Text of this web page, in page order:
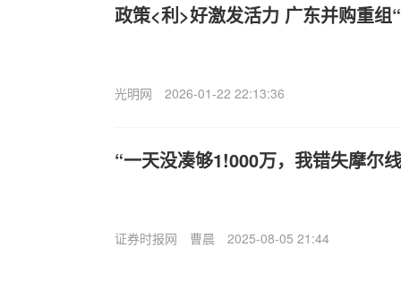
政策<利>好激发活力 广东并购重组
光明网 2026-01-22 22:13:36
“一天没凑够1!000万，我错失摩尔
证券时报网 曹晨 2025-08-05 21:44